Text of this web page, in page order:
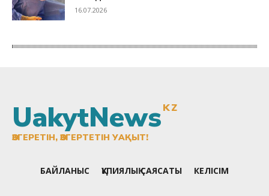
UakytNewsKZ
ӨЗГЕРЕТІН, ӨЗГЕРТЕТІН УАҚЫТ!
БАЙЛАНЫС ҚҰПИЯЛЫҚ САЯСАТЫ КЕЛІСІМ